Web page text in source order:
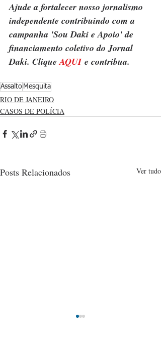
Ajude a fortalecer nosso jornalismo
independente contribuindo com a
campanha 'Sou Daki e Apoio' de
financiamento coletivo do Jornal
Daki. Clique AQUI e contribua.
Assalto Mesquita
RIO DE JANEIRO
CASOS DE POLÍCIA
Posts Relacionados Ver tudo